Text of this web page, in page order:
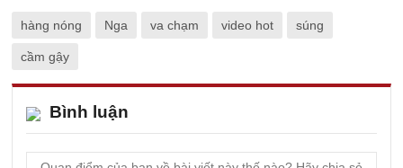
hàng nóng Nga va chạm video hot súng
cầm gậy
Bình luận